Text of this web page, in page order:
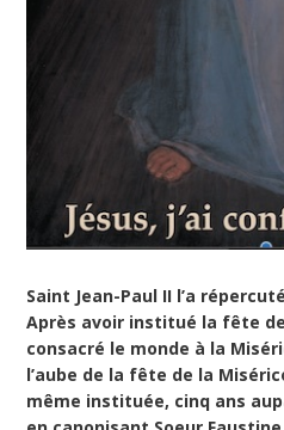
Saint Jean-Paul II l’a
Après avoir institué la fête
consacré le monde à la
l’aube de la fête de la
même instituée, cinq ans